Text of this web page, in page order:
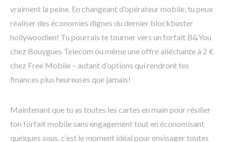
vraiment la peine. En changeant d’opérateur mobile, tu peux
réaliser des économies dignes du dernier blockbuster
hollywoodien! Tu pourrais te tourner vers un forfait B&You
chez Bouygues Telecom ou même une offre alléchante à 2 €
chez Free Mobile – autant d’options qui rendront tes
finances plus heureuses que jamais!
Maintenant que tu as toutes les cartes en main pour résilier
ton forfait mobile sans engagement tout en économisant
quelques sous, c’est le moment idéal pour envisager toutes